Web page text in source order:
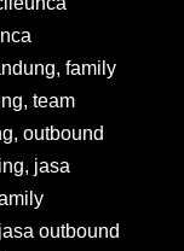
family
team
outbound
jasa
outbound